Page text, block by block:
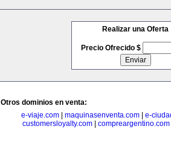
Realizar una Oferta
Precio Ofrecido $
Otros dominios en venta:
e-viaje.com| maquinasenventa.com| e-
customersloyalty.com| compreargentino.com